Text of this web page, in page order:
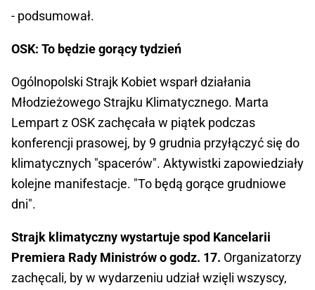
- podsumował.
OSK: To będzie gorący tydzień
Ogólnopolski Strajk Kobiet wsparł działania
Młodzieżowego Strajku Klimatycznego. Marta
Lempart z OSK zachęcała w piątek podczas
konferencji prasowej, by 9 grudnia przyłączyć się do
klimatycznych "spacerów". Aktywistki zapowiedziały
kolejne manifestacje. "To będą gorące grudniowe
dni".
Strajk klimatyczny wystartuje spod Kancelarii
Premiera Rady Ministrów o godz. 17. Organizatorzy
zachęcali, by w wydarzeniu udział wzięli wszyscy,